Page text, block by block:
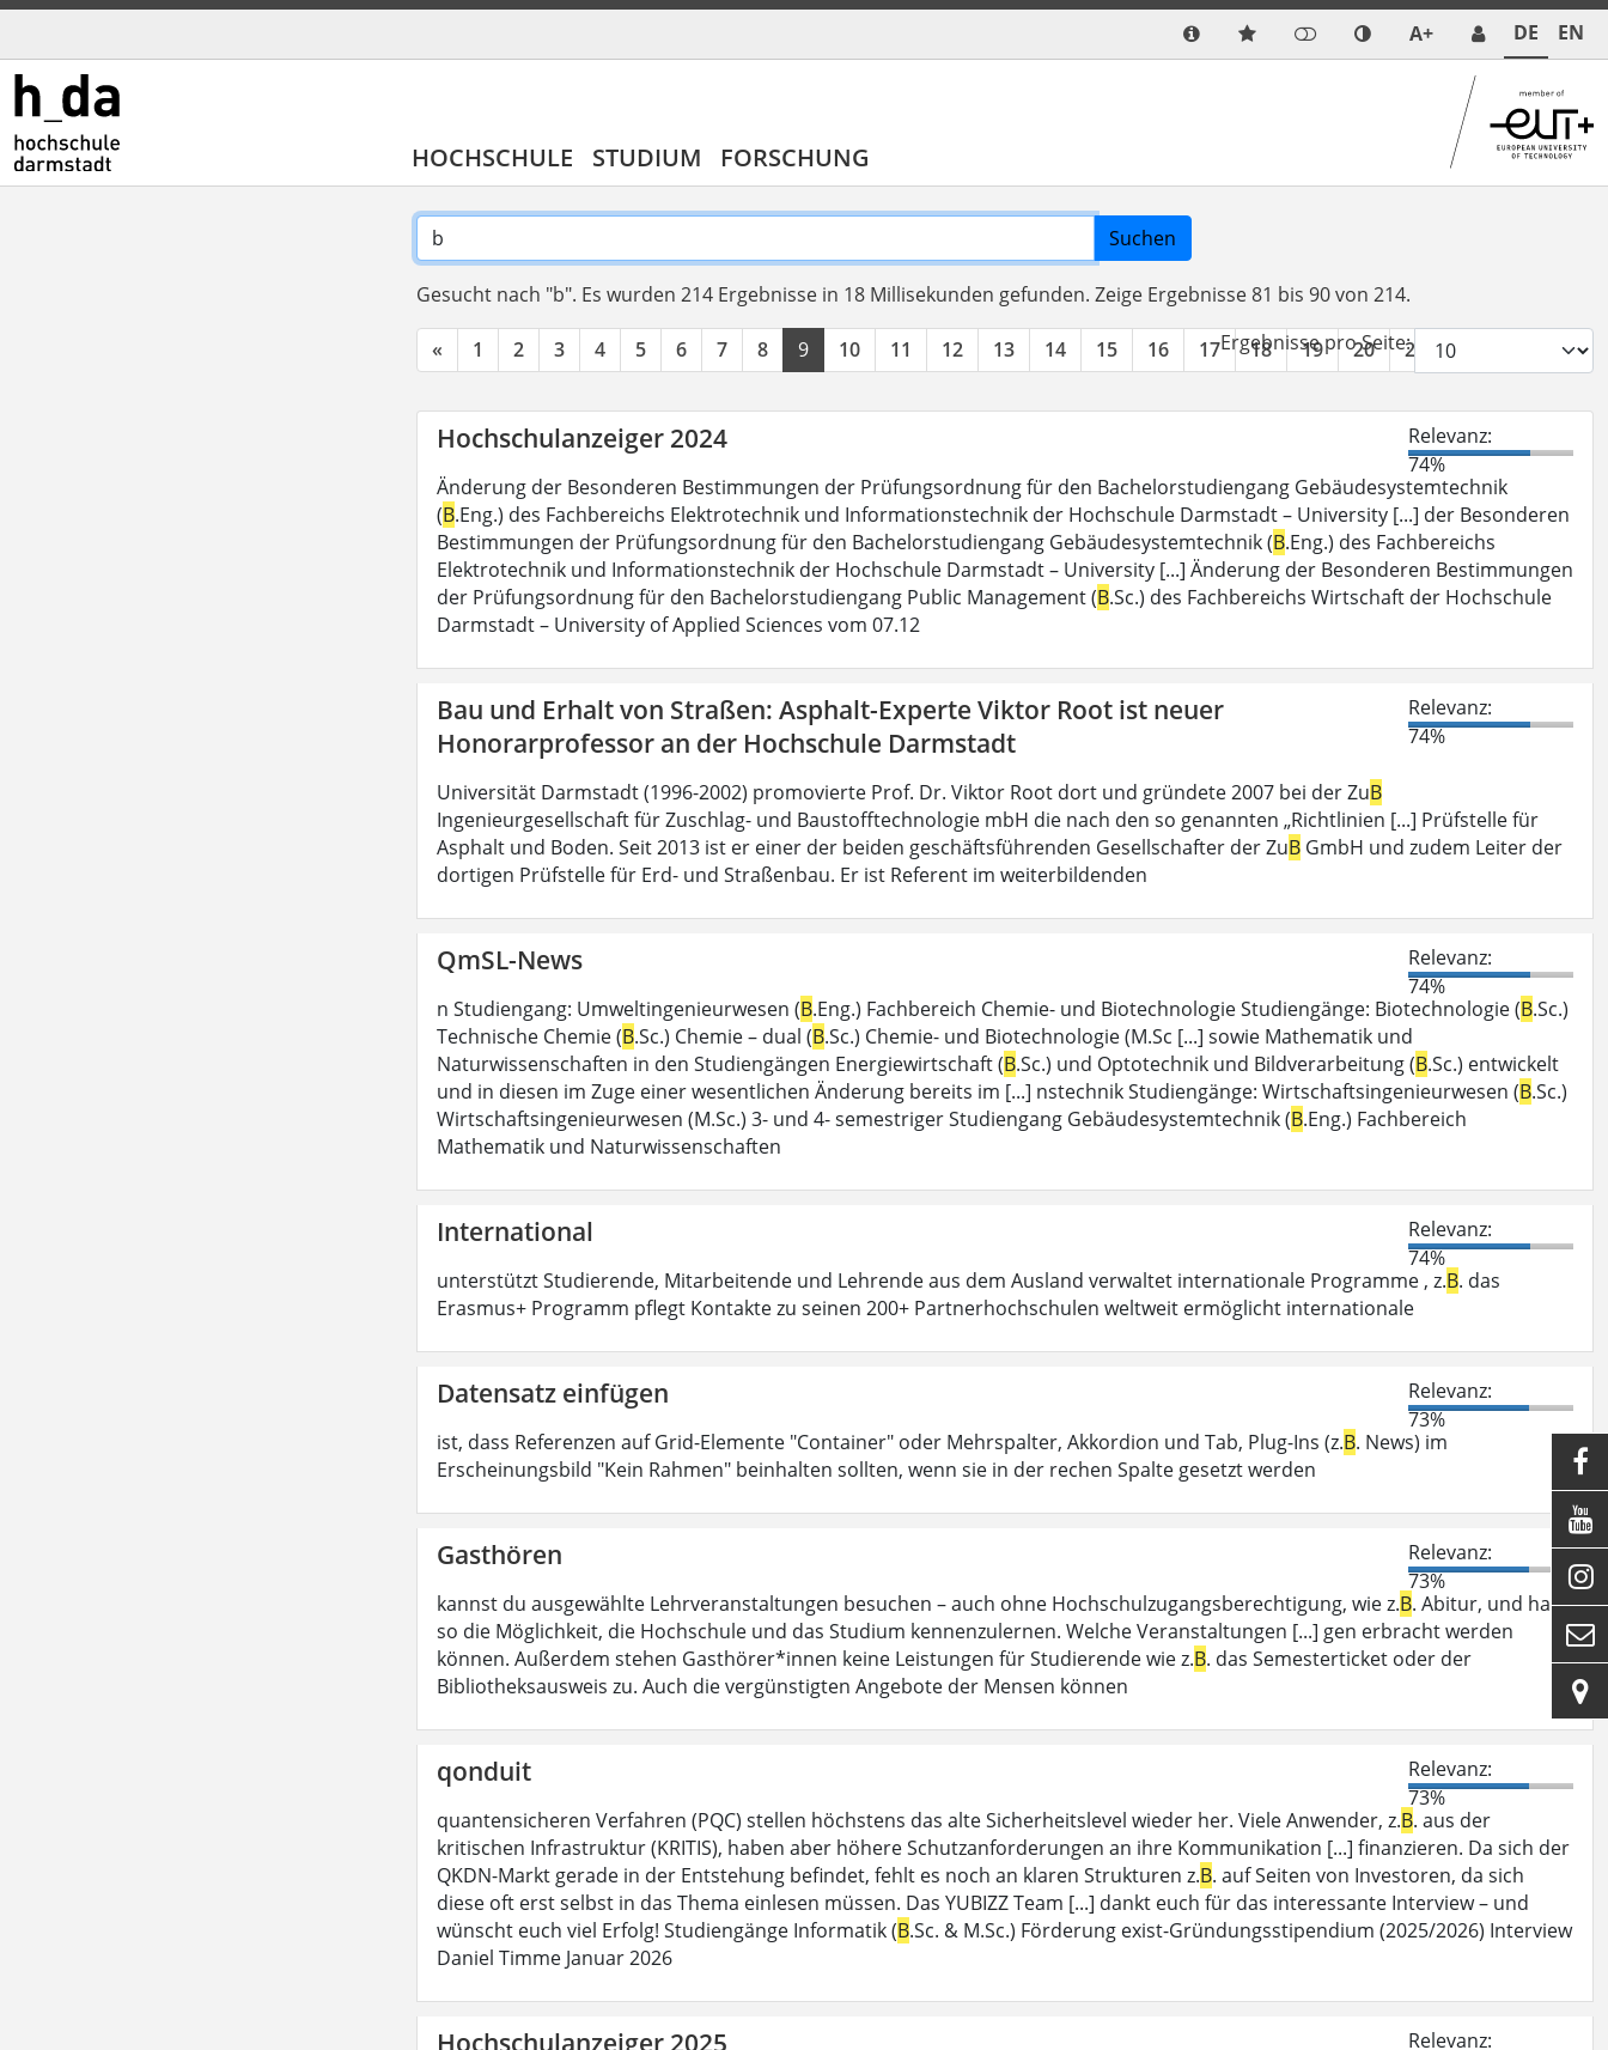
A+ DE EN
HOCHSCHULE STUDIUM FORSCHUNG
Suchen
Gesucht nach "b". Es wurden 214 Ergebnisse in 18 Millisekunden gefunden. Zeige Ergebnisse 81 bis 90 von 214.
« 1 2 3 4 5 6 7 8 9 10 11 12 13 14 15 16 17 18 19 20 21
Ergebnisse pro Seite:
Hochschulanzeiger 2024
Relevanz:
74%
Änderung der Besonderen Bestimmungen der Prüfungsordnung für den Bachelorstudiengang Gebäudesystemtechnik
(B.Eng.) des Fachbereichs Elektrotechnik und Informationstechnik der Hochschule Darmstadt – University [...] der Besonderen
Bestimmungen der Prüfungsordnung für den Bachelorstudiengang Gebäudesystemtechnik (B.Eng.) des Fachbereichs
Elektrotechnik und Informationstechnik der Hochschule Darmstadt – University [...] Änderung der Besonderen Bestimmungen
der Prüfungsordnung für den Bachelorstudiengang Public Management (B.Sc.) des Fachbereichs Wirtschaft der Hochschule
Darmstadt – University of Applied Sciences vom 07.12
Bau und Erhalt von Straßen: Asphalt-Experte Viktor Root ist neuer
Honorarprofessor an der Hochschule Darmstadt
Relevanz:
74%
Universität Darmstadt (1996-2002) promovierte Prof. Dr. Viktor Root dort und gründete 2007 bei der ZuB
Ingenieurgesellschaft für Zuschlag- und Baustofftechnologie mbH die nach den so genannten „Richtlinien [...] Prüfstelle für
Asphalt und Boden. Seit 2013 ist er einer der beiden geschäftsführenden Gesellschafter der ZuB GmbH und zudem Leiter der
dortigen Prüfstelle für Erd- und Straßenbau. Er ist Referent im weiterbildenden
QmSL-News
Relevanz:
74%
n Studiengang: Umweltingenieurwesen (B.Eng.) Fachbereich Chemie- und Biotechnologie Studiengänge: Biotechnologie (B.Sc.)
Technische Chemie (B.Sc.) Chemie – dual (B.Sc.) Chemie- und Biotechnologie (M.Sc [...] sowie Mathematik und
Naturwissenschaften in den Studiengängen Energiewirtschaft (B.Sc.) und Optotechnik und Bildverarbeitung (B.Sc.) entwickelt
und in diesen im Zuge einer wesentlichen Änderung bereits im [...] nstechnik Studiengänge: Wirtschaftsingenieurwesen (B.Sc.)
Wirtschaftsingenieurwesen (M.Sc.) 3- und 4- semestriger Studiengang Gebäudesystemtechnik (B.Eng.) Fachbereich
Mathematik und Naturwissenschaften
International
Relevanz:
74%
unterstützt Studierende, Mitarbeitende und Lehrende aus dem Ausland verwaltet internationale Programme , z.B. das
Erasmus+ Programm pflegt Kontakte zu seinen 200+ Partnerhochschulen weltweit ermöglicht internationale
Datensatz einfügen
Relevanz:
73%
ist, dass Referenzen auf Grid-Elemente "Container" oder Mehrspalter, Akkordion und Tab, Plug-Ins (z.B. News) im
Erscheinungsbild "Kein Rahmen" beinhalten sollten, wenn sie in der rechen Spalte gesetzt werden
Gasthören
Relevanz:
73%
kannst du ausgewählte Lehrveranstaltungen besuchen – auch ohne Hochschulzugangsberechtigung, wie z.B. Abitur, und hast
so die Möglichkeit, die Hochschule und das Studium kennenzulernen. Welche Veranstaltungen [...] gen erbracht werden
können. Außerdem stehen Gasthörer*innen keine Leistungen für Studierende wie z.B. das Semesterticket oder der
Bibliotheksausweis zu. Auch die vergünstigten Angebote der Mensen können
qonduit
Relevanz:
73%
quantensicheren Verfahren (PQC) stellen höchstens das alte Sicherheitslevel wieder her. Viele Anwender, z.B. aus der
kritischen Infrastruktur (KRITIS), haben aber höhere Schutzanforderungen an ihre Kommunikation [...] finanzieren. Da sich der
QKDN-Markt gerade in der Entstehung befindet, fehlt es noch an klaren Strukturen z.B. auf Seiten von Investoren, da sich
diese oft erst selbst in das Thema einlesen müssen. Das YUBIZZ Team [...] dankt euch für das interessante Interview – und
wünscht euch viel Erfolg! Studiengänge Informatik (B.Sc. & M.Sc.) Förderung exist-Gründungsstipendium (2025/2026) Interview
Daniel Timme Januar 2026
Hochschulanzeiger 2025
Relevanz:




